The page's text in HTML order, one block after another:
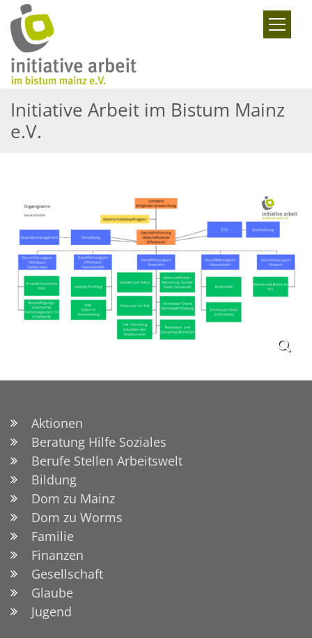
Zum Inhalt springen
Initiative Arbeit im Bistum Mainz
e.V.
Aktionen
Beratung Hilfe Soziales
Berufe Stellen Arbeitswelt
Bildung
Dom zu Mainz
Dom zu Worms
Familie
Finanzen
Gesellschaft
Glaube
Jugend